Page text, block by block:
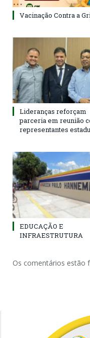
Vacinação Contra a
Lideranças reforçam
parceria em reunião
representantes
EDUCAÇÃO E
INFRAESTRUTURA
Os comentários estão